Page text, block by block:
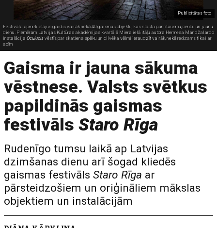
Publicitātes foto
Festivāla apmeklētājus gaidīs vairāk nekā 40 gaismas objektu, kas stāsta par rītausmu, cerību un jaunu
dienu. Piemēram, Latvijas Kultūras akadēmijas kvartālā Miera ielā itāļu autora Hermesa Mandžalardo
instalācija Oculucisvēstīs par skatiena spēku un cilvēka vēlmi ieraudzīt vairāk, nekā redzams tikai ar
acīm
Gaisma ir jauna sākuma
vēstnese. Valsts svētkus
papildinās gaismas
festivālsStaro Rīga
Rudenīgo tumsu laikā ap Latvijas
dzimšanas dienu arī šogad kliedēs
gaismas festivālsStaro Rīga ar
pārsteidzošiem un oriģināliem mākslas
objektiem un instalācijām